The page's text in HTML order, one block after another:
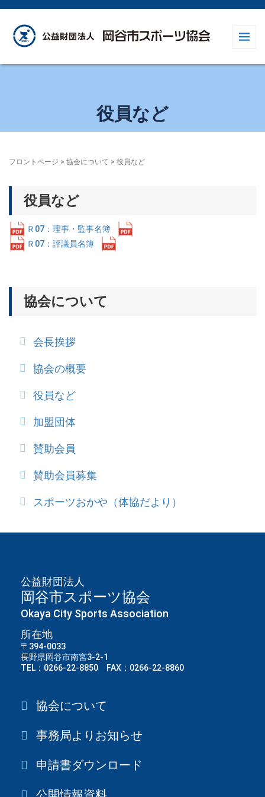
役員など
フロントページ > 協会について > 役員など
役員など
Ｒ07：理事・監事名簿
Ｒ07：評議員名簿
協会について
会長挨拶
協会の概要
役員など
加盟団体
賛助会員
賛助会員募集
スポーツおかや（体協だより）
公益財団法人
岡谷市スポーツ協会
Okaya City Sports Association
所在地
〒394-0033
長野県岡谷市南宮3-2-1
TEL：0266-22-8850 FAX：0266-22-8860
協会について
事務局よりお知らせ
申請書ダウンロード